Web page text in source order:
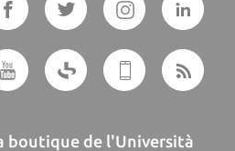
boutique de l'Università